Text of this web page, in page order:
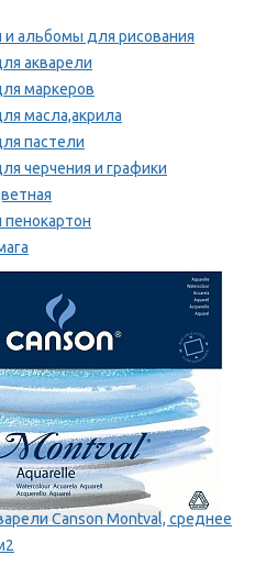
и альбомы для рисования
акварели
маркеров
масла,акрила
пастели
черчения и графики
пенокартон
Canson Montval, среднее